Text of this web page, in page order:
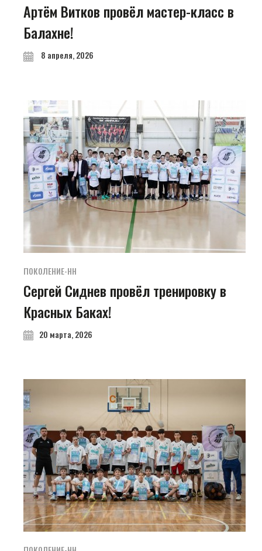
Артём Витков провёл мастер-класс в
Балахне!
8 апреля, 2026
ПОКОЛЕНИЕ-НН
Сергей Сиднев провёл тренировку в
Красных Баках!
20 марта, 2026